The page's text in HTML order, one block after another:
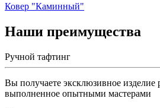
Ковер "Каминный"
Наши преимущества
Ручной тафтинг
Вы получаете эксклюзивное изделие
выполненное опытными мастерами